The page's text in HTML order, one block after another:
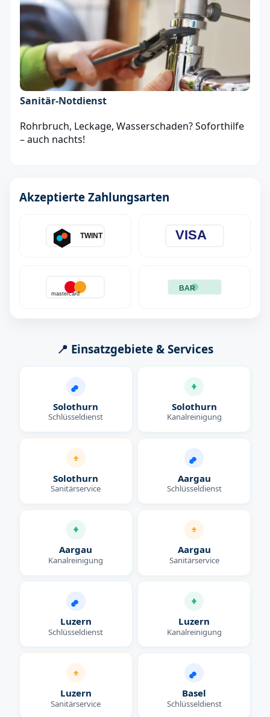
Sanitär‑Notdienst
Rohrbruch, Leckage, Wasserschaden? Soforthilfe
– auch nachts!
Akzeptierte Zahlungsarten
TWINT VISA
mastercard
BAR
📍 Einsatzgebiete & Services
Solothurn
Schlüsseldienst
Solothurn
Kanalreinigung
Solothurn
Sanitärservice
Aargau
Schlüsseldienst
Aargau
Kanalreinigung
Aargau
Sanitärservice
Luzern
Schlüsseldienst
Luzern
Kanalreinigung
Luzern
Sanitärservice
Basel
Schlüsseldienst